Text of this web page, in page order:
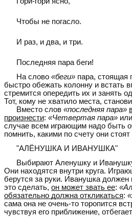
Чтобы не погасло.
И раз, и два, и три.
Последняя пара беги!
На слово «беги» пара, стоящая
быстро обежать колонну и встать
стремится опередить их и занять
Тот, кому не хватило места,
Вместо слов «последняя пара»
произнести: «Четвертая пара» или
случае всем играющим надо быть
помнить, какими по счету они
"АЛЁНУШКА И ИВАНУШКА"
Выбирают Аленушку и
Они находятся внутри круга.
берутся за руки. Иванушка
это сделать, он может звать ее:
обязательно должна откликаться:
сама она не очень-то торопится
чувствуя его приближение,